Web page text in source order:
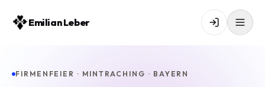
Emilian Leber
FIRMENFEIER · MINTRACHING · BAYERN